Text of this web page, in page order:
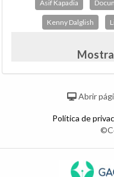
Asif Kapadia
Kenny Dalglish
Abrir
Política de